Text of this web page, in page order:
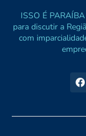
ISSO É
para discutir a
com